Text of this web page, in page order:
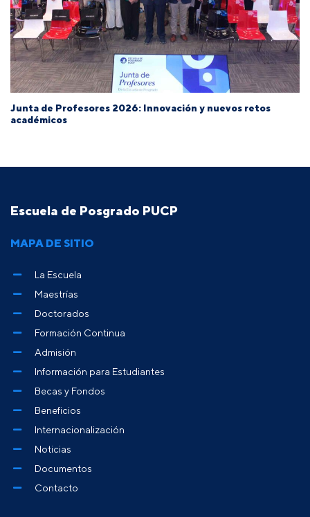
Junta de Profesores 2026: Innovación y nuevos retos
académicos
Escuela de Posgrado PUCP
MAPA DE SITIO
La Escuela
Maestrías
Doctorados
Formación Continua
Admisión
Información para Estudiantes
Becas y Fondos
Beneficios
Internacionalización
Noticias
Documentos
Contacto